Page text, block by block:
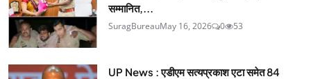
सम्मानित,...
SuragBureauMay 16, 2026 0 53
UP News : एडीएम सत्यप्रकाश एटा समेत 84